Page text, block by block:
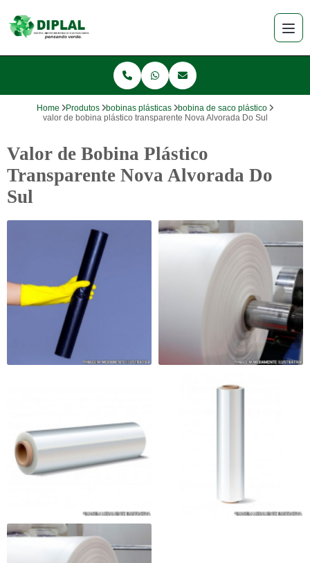
Home Produtos bobinas plásticas
bobina de saco plástico
valor de bobina plástico transparente Nova Alvorada Do Sul
Valor de Bobina Plástico
Transparente Nova Alvorada Do
Sul